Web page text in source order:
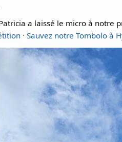
a laissé le micro à
· Sauvez notre Tombolo à